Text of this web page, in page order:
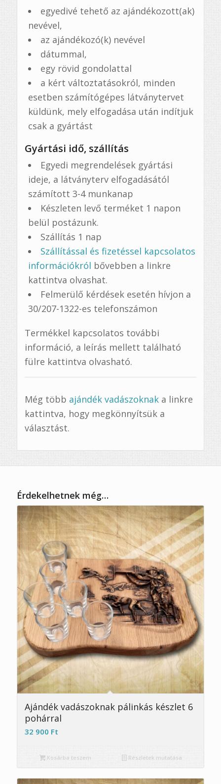
egyedivé tehető az ajándékozott(ak)
nevével,
az ajándékozó(k) nevével
dátummal,
egy rövid gondolattal
a kért változtatásokról, minden
esetben számítógépes látványtervet
küldünk, mely elfogadása után indítjuk
csak a gyártást
Gyártási idő, szállítás
Egyedi megrendelések gyártási
ideje, a látványterv elfogadásától
számított 3-4 munkanap
Készleten levő terméket 1 napon
belül postázunk.
Szállítás 1 nap
Szállítással és fizetéssel kapcsolatos
információkról bővebben a linkre
kattintva olvashat.
Felmerülő kérdések esetén hívjon a
30/207-1322-es telefonszámon
Termékkel kapcsolatos további
információ, a leírás mellett található
fülre kattintva olvasható.
Még több ajándék vadászoknaka linkre
kattintva, hogy megkönnyítsük a
választást.
Érdekelhetnek még…
5.00
Ajándék vadászoknak pálinkás készlet 6
pohárral
32 900 Ft
Kosárba teszem Részletek mutatása